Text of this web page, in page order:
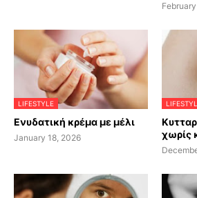
LIFESTYLE
Ενυδατική κρέμα με μέλι
January 18, 2026
χωρίς